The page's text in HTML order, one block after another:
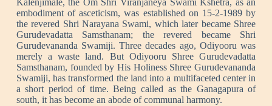
Kalenjimale, the Om Shri Viranjaneya Swami Kshetra, as an
embodiment of asceticism, was established on 15-2-1989 by
the revered Shri Narayana Swami, which later became Shree
Gurudevadatta Samsthanam; the revered became Shri
Gurudevananda Swamiji. Three decades ago, Odiyooru was
merely a waste land. But Odiyooru Shree Gurudevadatta
Samsthanam, founded by His Holiness Shree Gurudevananda
Swamiji, has transformed the land into a multifaceted center in
a short period of time. Being called as the Ganagapura of
south, it has become an abode of communal harmony.